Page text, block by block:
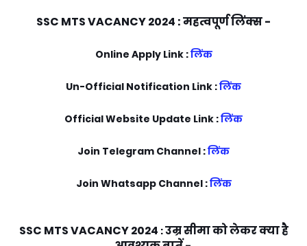
SSC MTS VACANCY 2024 : महत्वपूर्ण लिंक्स -
Online Apply Link :लिंक
Un-Official Notification Link :लिंक
Official Website Update Link :लिंक
Join Telegram Channel :लिंक
Join Whatsapp Channel :लिंक
SSC MTS VACANCY 2024 :उम्र सीमा को लेकर क्या है